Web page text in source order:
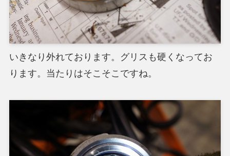
いきなり外れております。グリスも硬くなってお
ります。当たりはそこそこですね。